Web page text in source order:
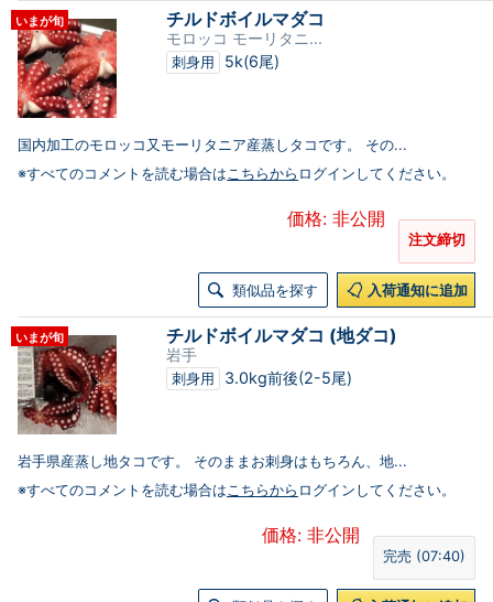
いまが旬 チルドボイルマダコ
モロッコ モーリタニ...
刺身用 5k(6尾)
国内加工のモロッコ又モーリタニア産蒸しタコです。 その...
※すべてのコメントを読む場合はこちらから ログインしてください。
価格: 非公開
注文締切
類似品を探す 入荷通知に追加
いまが旬 チルドボイルマダコ (地ダコ)
岩手
刺身用 3.0kg前後(2-5尾)
岩手県産蒸し地タコです。 そのままお刺身はもちろん、地...
※すべてのコメントを読む場合はこちらから ログインしてください。
価格: 非公開
完売 (07:40)